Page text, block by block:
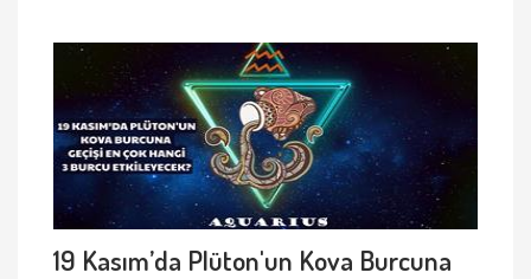
19 Kasım’da Plüton'un Kova Burcuna